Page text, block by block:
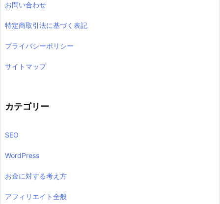
お問い合わせ
特定商取引法に基づく表記
プライバシーポリシー
サイトマップ
カテゴリー
SEO
WordPress
お金に対する考え方
アフィリエイト全般